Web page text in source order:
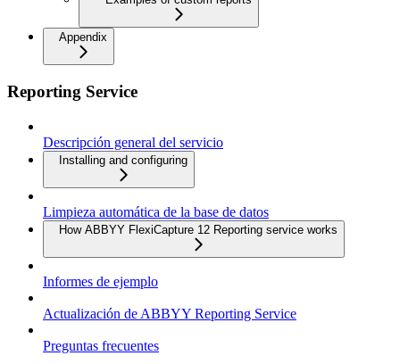
Appendix
Reporting Service
Descripción general del servicio
Installing and configuring
Limpieza automática de la base de datos
How ABBYY FlexiCapture 12 Reporting service works
Informes de ejemplo
Actualización de ABBYY Reporting Service
Preguntas frecuentes